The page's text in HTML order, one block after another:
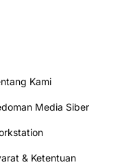
Kami
Media Siber
& Ketentuan